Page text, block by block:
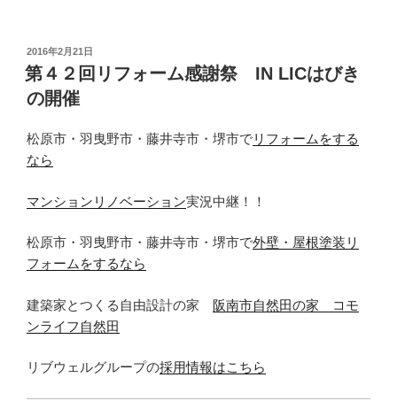
投
稿
日:
2016年2月21日
第４２回リフォーム感謝祭 IN LICはびき
の開催
松原市・羽曳野市・藤井寺市・堺市でリフォームをする
なら
マンションリノベーション実況中継！！
松原市・羽曳野市・藤井寺市・堺市で外壁・屋根塗装リ
フォームをするなら
建築家とつくる自由設計の家 阪南市自然田の家 コモ
ンライフ自然田
リブウェルグループの採用情報はこちら